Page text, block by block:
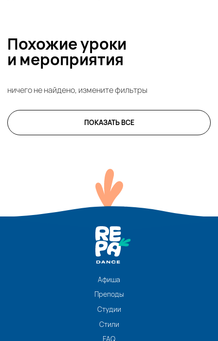
Похожие уроки
и мероприятия
ничего не найдено, измените фильтры
ПОКАЗАТЬ ВСЕ
Афиша
Преподы
Студии
Стили
FAQ